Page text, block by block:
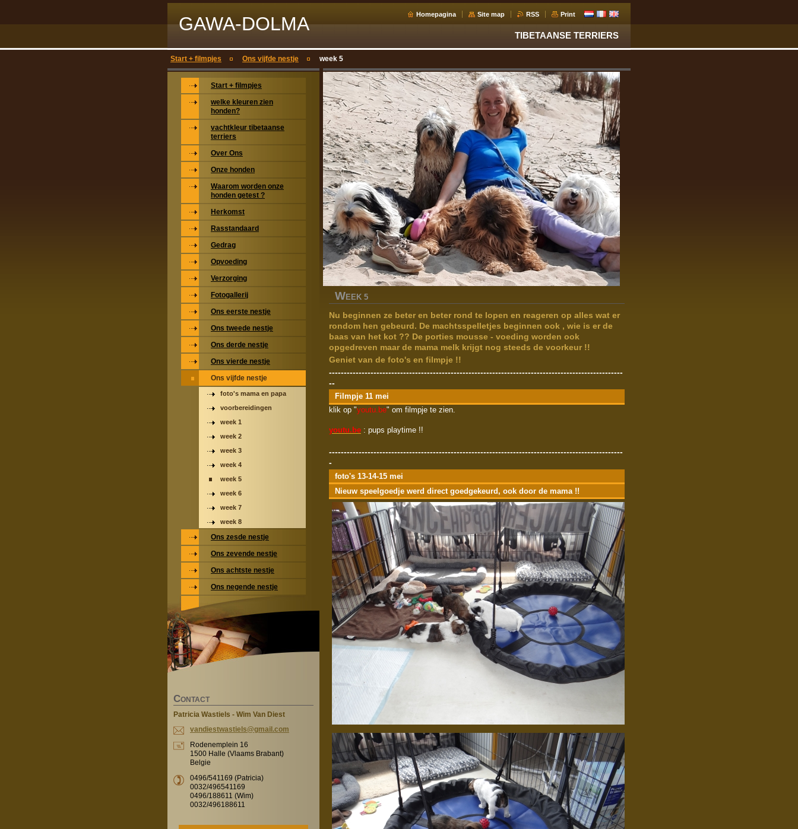
GAWA-DOLMA Homepagina Site map RSS Print
TIBETAANSE TERRIERS
Start + filmpjes Ons vijfde nestje week 5
WEEK 5
Nu beginnen ze beter en beter rond te lopen en reageren op alles wat er
rondom hen gebeurd. De machtsspelletjes beginnen ook , wie is er de
baas van het kot ?? De porties mousse - voeding worden ook
opgedreven maar de mama melk krijgt nog steeds de voorkeur !!
Geniet van de foto's en filmpje !!
---------------------------------------------------------------------------------------------------
--
Filmpje 11 mei
klik op "youtu.be" om filmpje te zien.
youtu.be : pups playtime !!
---------------------------------------------------------------------------------------------------
-
foto's 13-14-15 mei
Nieuw speelgoedje werd direct goedgekeurd, ook door de mama !!
Start + filmpjes
welke kleuren zien
honden?
vachtkleur tibetaanse
terriers
Over Ons
Onze honden
Waarom worden onze
honden getest ?
Herkomst
Rasstandaard
Gedrag
Opvoeding
Verzorging
Fotogallerij
Ons eerste nestje
Ons tweede nestje
Ons derde nestje
Ons vierde nestje
Ons vijfde nestje
foto's mama en papa
voorbereidingen
week 1
week 2
week 3
week 4
week 5
week 6
week 7
week 8
Ons zesde nestje
Ons zevende nestje
Ons achtste nestje
Ons negende nestje
CONTACT
Patricia Wastiels - Wim Van Diest
vandiestwastiels@gmail.com
Rodenemplein 16
1500 Halle (Vlaams Brabant)
Belgie
0496/541169 (Patricia)
0032/496541169
0496/188611 (Wim)
0032/496188611